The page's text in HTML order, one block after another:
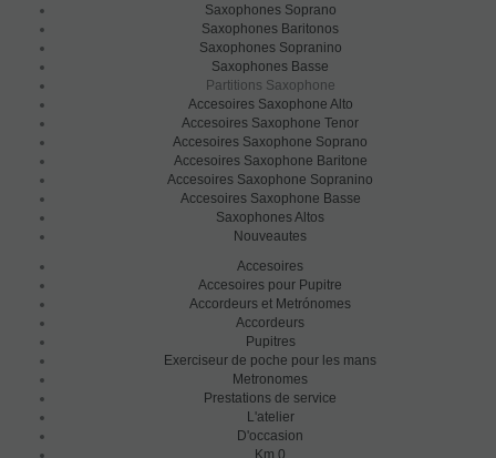
Saxophones Soprano
Saxophones Baritonos
Saxophones Sopranino
Saxophones Basse
Partitions Saxophone
Accesoires Saxophone Alto
Accesoires Saxophone Tenor
Accesoires Saxophone Soprano
Accesoires Saxophone Baritone
Accesoires Saxophone Sopranino
Accesoires Saxophone Basse
Saxophones Altos
Nouveautes
Accesoires
Accesoires pour Pupitre
Accordeurs et Metrónomes
Accordeurs
Pupitres
Exerciseur de poche pour les mans
Metronomes
Prestations de service
L'atelier
D'occasion
Km 0